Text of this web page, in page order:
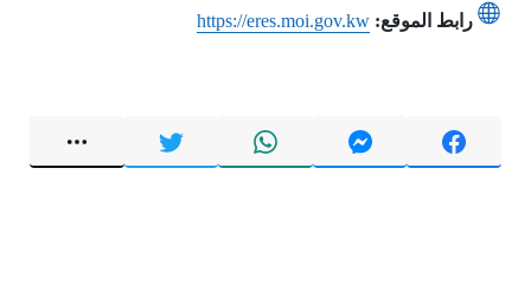
رابط الموقع: https://eres.moi.gov.kw